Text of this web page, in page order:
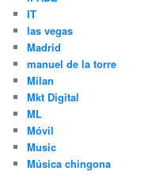
IT
las vegas
Madrid
manuel de la torre
Milan
Mkt Digital
ML
Móvil
Music
Música chingona